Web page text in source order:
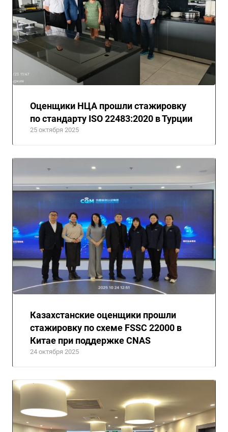
Оценщики НЦА прошли стажировку
по стандарту ISO 22483:2020 в Турции
25 октября 2025
Казахстанские оценщики прошли
стажировку по схеме FSSC 22000 в
Китае при поддержке CNAS
24 октября 2025